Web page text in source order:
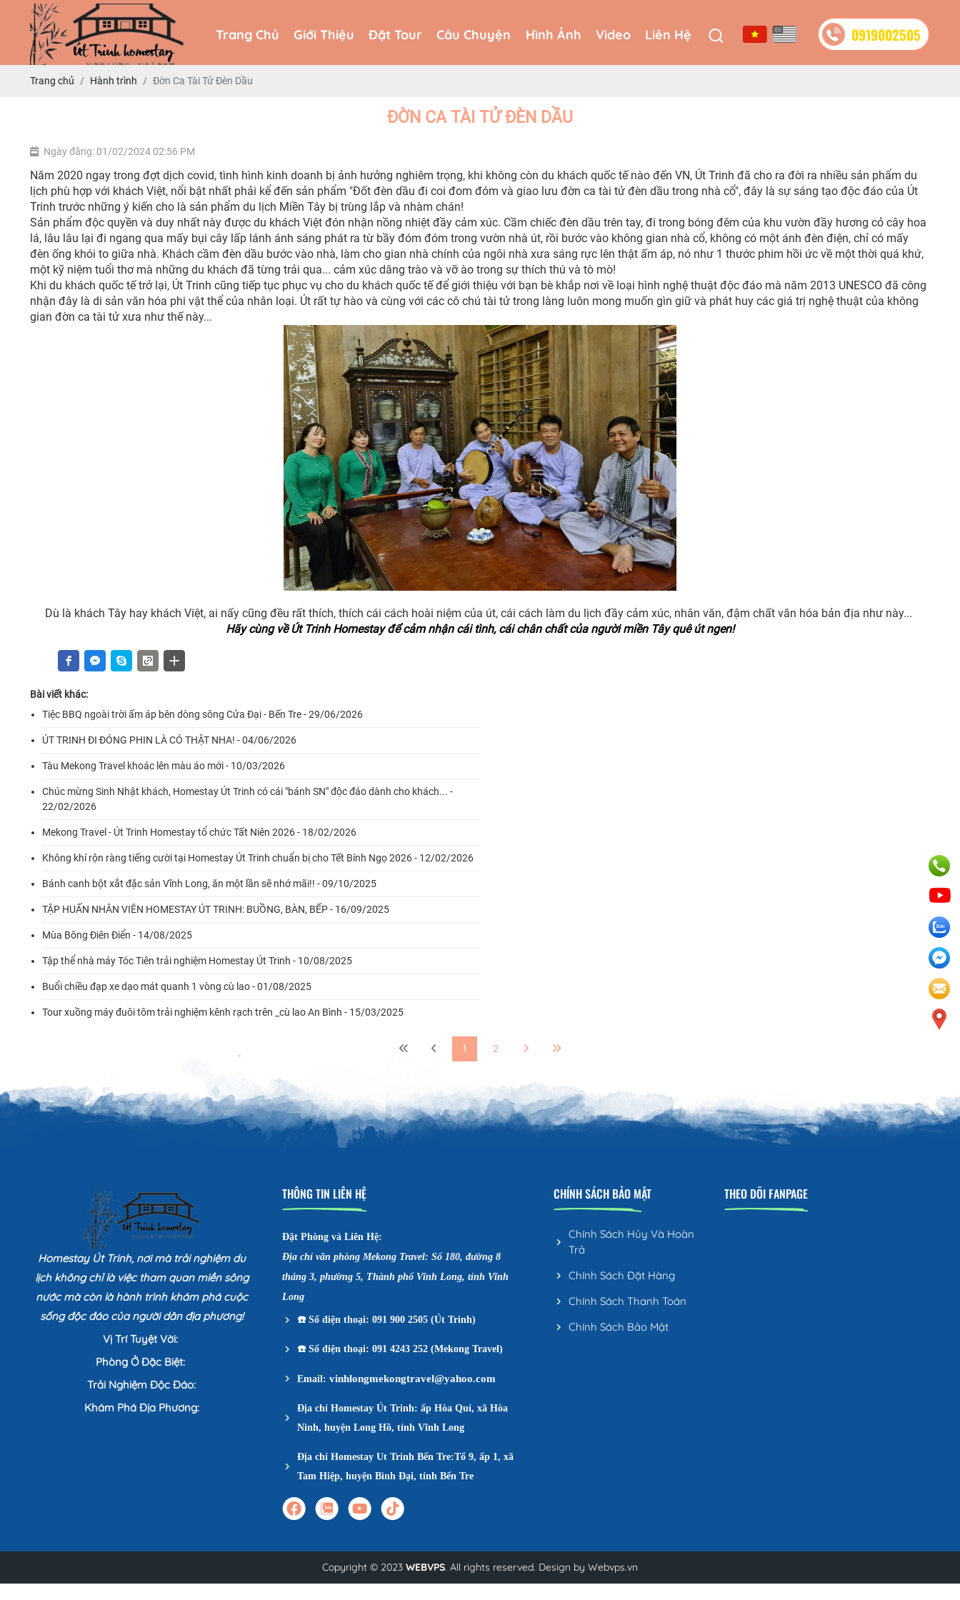
Trang Chủ Giới Thiệu Đặt Tour Câu Chuyện Hình Ảnh Video Liên Hệ 0919002505
Trang Chủ Giới Thiệu Đặt Tour Câu Chuyện Hình Ảnh Video Liên Hệ 0919002505
Trang chủ Hành trình Đờn Ca Tài Tử Đèn Dầu
ĐỜN CA TÀI TỬ ĐÈN DẦU
Ngày đăng: 01/02/2024 02:56 PM
Năm 2020 ngay trong đợt dịch covid, tình hình kinh doanh bị ảnh hưởng nghiêm trọng, khi không còn du khách quốc tế nào đến VN, Út Trinh đã cho ra đời ra nhiều sản phẩm du
lịch phù hợp với khách Việt, nổi bật nhất phải kể đến sản phẩm "Đốt đèn dầu đi coi đom đóm và giao lưu đờn ca tài tử đèn dầu trong nhà cổ", đây là sự sáng tạo độc đáo của Út
Trinh trước những ý kiến cho là sản phẩm du lịch Miền Tây bị trùng lắp và nhàm chán!
Sản phẩm độc quyền và duy nhất này được du khách Việt đón nhận nồng nhiệt đầy cảm xúc. Cầm chiếc đèn dầu trên tay, đi trong bóng đêm của khu vườn đầy hương cỏ cây hoa
lá, lâu lâu lại đi ngang qua mấy bụi cây lấp lánh ánh sáng phát ra từ bầy đóm đóm trong vườn nhà út, rồi bước vào không gian nhà cổ, không có một ánh đèn điện, chỉ có mấy
đèn ống khói to giữa nhà. Khách cầm đèn dầu bước vào nhà, làm cho gian nhà chính của ngôi nhà xưa sáng rực lên thật ấm áp, nó như 1 thước phim hồi ức về một thời quá khứ,
một kỹ niệm tuổi thơ mà những du khách đã từng trải qua... cảm xúc dâng trào và vỡ ào trong sự thích thú và tò mò!
Khi du khách quốc tế trở lại, Út Trinh cũng tiếp tục phục vụ cho du khách quốc tế để giới thiệu với bạn bè khắp nơi về loại hình nghệ thuật độc đáo mà năm 2013 UNESCO đã công
nhận đây là di sản văn hóa phi vật thể của nhân loại. Út rất tự hào và cùng với các cô chú tài tử trong làng luôn mong muốn gìn giữ và phát huy các giá trị nghệ thuật của không
gian đờn ca tài tử xưa như thế này...
Dù là khách Tây hay khách Việt, ai nấy cũng đều rất thích, thích cái cách hoài niệm của út, cái cách làm du lịch đầy cảm xúc, nhân văn, đậm chất văn hóa bản địa như này...
Hãy cùng về Út Trinh Homestay để cảm nhận cái tình, cái chân chất của người miền Tây quê út ngen!
Bài viết khác:
Tiệc BBQ ngoài trời ấm áp bên dòng sông Cửa Đại - Bến Tre - 29/06/2026
ÚT TRINH ĐI ĐÓNG PHIN LÀ CÓ THẬT NHA! - 04/06/2026
Tàu Mekong Travel khoác lên màu áo mới - 10/03/2026
Chúc mừng Sinh Nhật khách, Homestay Út Trinh có cái "bánh SN" độc đáo dành cho khách... -
22/02/2026
Mekong Travel - Út Trinh Homestay tổ chức Tất Niên 2026 - 18/02/2026
Không khí rộn ràng tiếng cười tại Homestay Út Trinh chuẩn bị cho Tết Bính Ngọ 2026 - 12/02/2026
Bánh canh bột xắt đặc sản Vĩnh Long, ăn một lần sẽ nhớ mãi!! - 09/10/2025
TẬP HUẤN NHÂN VIÊN HOMESTAY ÚT TRINH: BUỒNG, BÀN, BẾP - 16/09/2025
Mùa Bông Điên Điển - 14/08/2025
Tập thể nhà máy Tóc Tiên trải nghiệm Homestay Út Trinh - 10/08/2025
Buổi chiều đạp xe dạo mát quanh 1 vòng cù lao - 01/08/2025
Tour xuồng máy đuôi tôm trải nghiệm kênh rạch trên _cù lao An Bình - 15/03/2025
1 2
Homestay Út Trinh, nơi mà trải nghiệm du
lịch không chỉ là việc tham quan miền sông
nước mà còn là hành trình khám phá cuộc
sống độc đáo của người dân địa phương!
Vị Trí Tuyệt Vời:
Phòng Ở Đặc Biệt:
Trải Nghiệm Độc Đáo:
Khám Phá Địa Phương:
THÔNG TIN LIÊN HỆ
Đặt Phòng và Liên Hệ:
Địa chỉ văn phòng Mekong Travel: Số 180, đường 8
tháng 3, phường 5, Thành phố Vĩnh Long, tỉnh Vĩnh
Long
☎️Số điện thoại: 091 900 2505 (Út Trinh)
☎️Số điện thoại: 091 4243 252 (Mekong Travel)
Email: vinhlongmekongtravel@yahoo.com
Địa chỉ Homestay Út Trinh: ấp Hòa Quí, xã Hòa
Ninh, huyện Long Hồ, tỉnh Vĩnh Long
Địa chỉ Homestay Ut Trinh Bến Tre:Tổ 9, ấp 1, xã
Tam Hiệp, huyện Bình Đại, tỉnh Bến Tre
CHÍNH SÁCH BẢO MẬT
Chính Sách Hủy Và Hoàn
Trả
Chính Sách Đặt Hàng
Chính Sách Thanh Toán
Chính Sách Bảo Mật
THEO DÕI FANPAGE
Copyright © 2023 WEBVPS. All rights reserved. Design by Webvps.vn